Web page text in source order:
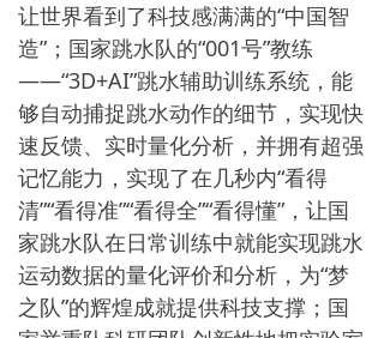
让世界看到了科技感满满的“中国智
造”；国家跳水队的“001号”教练
——“3D+AI”跳水辅助训练系统，能
够自动捕捉跳水动作的细节，实现快
速反馈、实时量化分析，并拥有超强
记忆能力，实现了在几秒内“看得
清”“看得准”“看得全”“看得懂”，让国
家跳水队在日常训练中就能实现跳水
运动数据的量化评价和分析，为“梦
之队”的辉煌成就提供科技支撑；国